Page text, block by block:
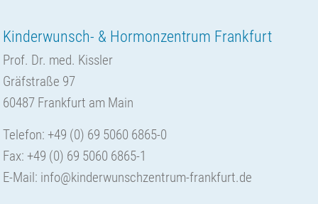
Kinderwunsch- & Hormonzentrum Frankfurt
Prof. Dr. med. Kissler
Gräfstraße 97
60487 Frankfurt am Main
Telefon: +49 (0) 69 5060 6865-0
Fax: +49 (0) 69 5060 6865-1
E-Mail: info@kinderwunschzentrum-frankfurt.de